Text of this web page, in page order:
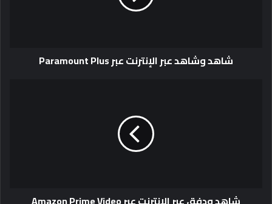
شاهد وشاهد عبر الإنترنت عبر Paramount Plus